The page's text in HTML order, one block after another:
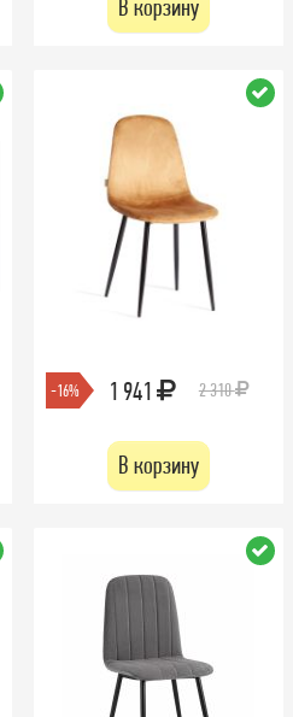
В корзину
-16% 1 941 2 310
В корзину